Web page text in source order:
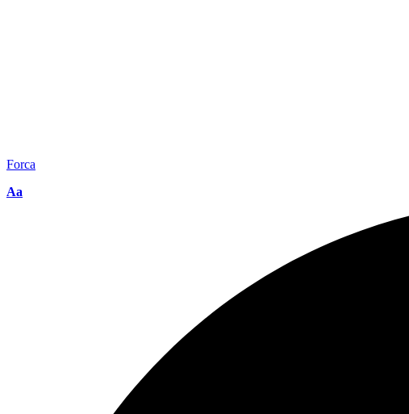
Forca
Aa